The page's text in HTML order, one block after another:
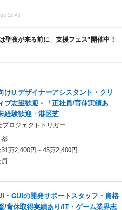
15:45
聖夜が来る前に」支援フェス”開催中！
けUIデザイナーアシスタント・クリ
ブ志望歓迎・「正社員/育休実績あ
経験歓迎・港区芝
プロジェクトトリガー
都
31万2,400円～45万2,400円
・GUIの開発サポートスタッフ・資格
/育休取得実績あり/IT・ゲーム業界志